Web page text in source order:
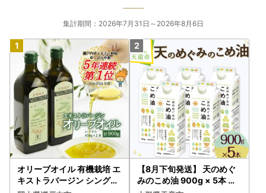
集計期間：2026年7月31日～2026年8月6日
オリーブオイル 有機栽培 エ
キストラバージン シングル
【8月下旬発送】 天のめぐ
みのこめ油 900g × 5本 米